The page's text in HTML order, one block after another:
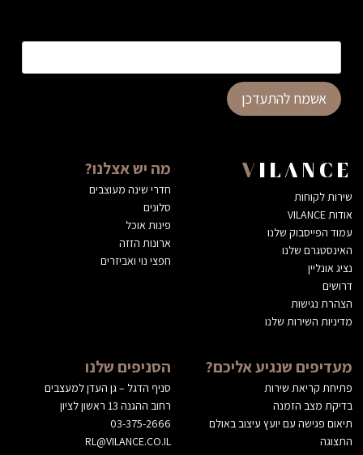
אשמח להתעדכן
VILANCE
שירות לקוחות
אודות VILANCE
עמוד הפייסבוק שלנו
האינסטגרם שלנו
נציג אונליין
דרושים
הצהרת נגישות
מדיניות השירות שלנו
מה יש אצלנו?
חדרי שינה מעוצבים
סלונים
פינות אוכל
ארונות הזזה
חפצי נוי ואביזרים
מעדיפים שנגיע אליכם?
פתיחת קריאת שירות
בדיקת מצב הזמנה
תיאום פגישה עם יועץ עיצוב באולם
התצוגה
הסניפים שלנו
סניף הדגל – גן העדן למעצבים
רחוב ההגנה 13 ראשון לציון
03-375-2666
RL@VILANCE.CO.IL